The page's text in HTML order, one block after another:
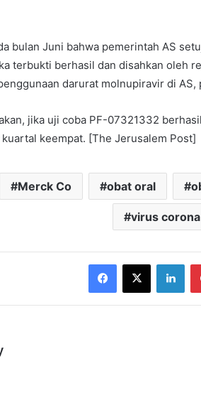
bulan Juni bahwa pemerintah AS
terbukti berhasil dan disahkan oleh
darurat molnupiravir di AS,
jika uji coba PF-07321332
keempat. [The Jerusalem Post]
Merck Co obat oral
virus corona
Facebook
X